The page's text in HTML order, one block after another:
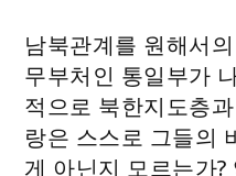
남북관계를 원해서
무부처인 통일부가
적으로 북한지도층
랑은 스스로 그들의
게 아닌지 모르는가